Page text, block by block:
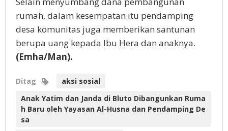
rumah, dalam kesempatan itu pendamping
desa komunitas juga memberikan santunan
berupa uang kepada Ibu Hera dan anaknya.
(Emha/Man).
Ditag
aksi sosial
Anak Yatim dan Janda di Bluto Dibangunkan Ruma
h Baru oleh Yayasan Al-Husna dan Pendamping De
sa